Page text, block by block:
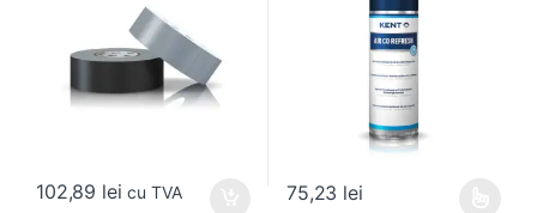
102,89 lei cu TVA 75,23 lei